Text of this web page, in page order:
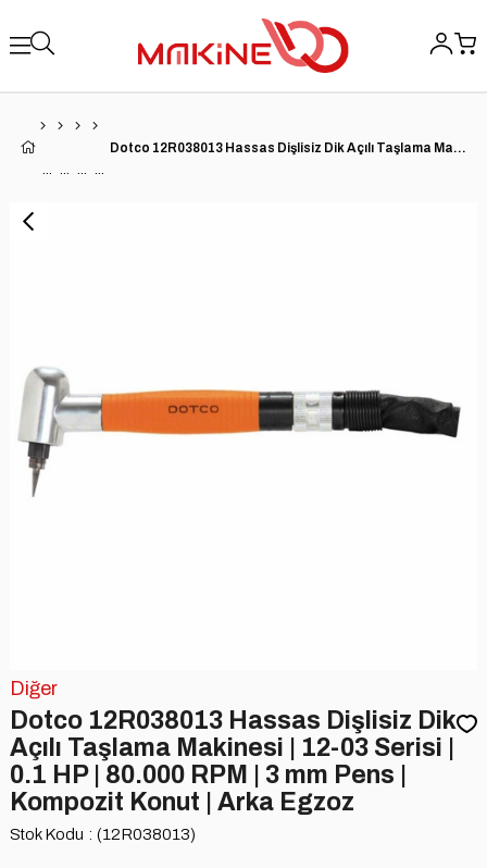
Dotco 12R038013 Hassas Dişlisiz Dik Açılı Taşlama Makinesi | 12-03 Serisi | 0.1 HP | 80.000 RPM | 3 mm Pens | Kompozit Konut | Arka Egzoz
Diğer
Dotco 12R038013 Hassas Dişlisiz Dik
Açılı Taşlama Makinesi | 12-03 Serisi |
0.1 HP | 80.000 RPM | 3 mm Pens |
Kompozit Konut | Arka Egzoz
Stok Kodu (12R038013)